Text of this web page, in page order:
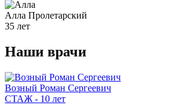
Алла Пролетарский
35 лет
Наши врачи
Возный Роман Сергеевич
СТАЖ - 10 лет